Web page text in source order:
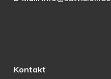
Kontakt